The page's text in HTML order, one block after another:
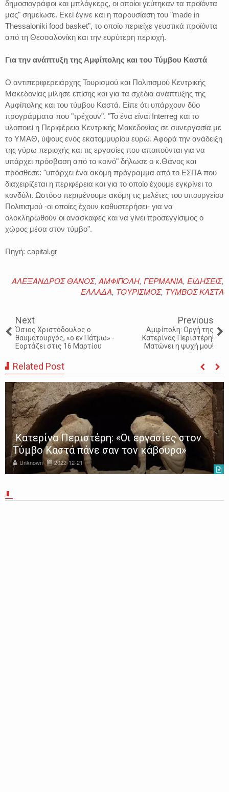
δημοσιογράφοι και μπλόγκερς, οι οποίοι γεύτηκαν τα προϊόντα
μας" σημείωσε. Εκεί έγινε και η παρουσίαση του "made in
Thessaloniki food basket", το οποίο περιείχε γευστικά προϊόντα
από τη Θεσσαλονίκη και την ευρύτερη περιοχή.
Για την ανάπτυξη της Αμφίπολης και του Τύμβου Καστά
Ο αντιπεριφερειάρχης Τουρισμού και Πολιτισμού Κεντρικής
Μακεδονίας μίλησε επίσης και για τα σχέδια ανάπτυξης της
Αμφίπολης και του τύμβου Καστά. Είπε ότι υπάρχουν δύο
προγράμματα που "τρέχουν". "Το ένα είναι Interreg και το
υλοποιεί η Περιφέρεια Κεντρικής Μακεδονίας σε συνεργασία με
το ΥΜΑΘ, ύψους ενός εκατομμυρίου ευρώ. Αφορά την ανάδειξη
της γύρω περιοχής και τις εργασίες που απαιτούνται για να
υπάρχει πρόσβαση από το κοινό" δήλωσε ο κ.Θάνος και
πρόσθεσε: "υπάρχει ένα ακόμη πρόγραμμα από το ΕΣΠΑ που
διαχειρίζεται η περιφέρεια και για το οποίο έχουμε εγκρίνει το
κονδύλι. Ωστόσο περιμένουμε ακόμη τις μελέτες του υπουργείου
Πολιτισμού -οι οποίες έχουν καθυστερήσει- για να
ολοκληρωθούν οι ανασκαφές και να γίνει προσεγγίσιμος ο
χώρος μέσα στον τύμβο".
Πηγή: capital.gr
ΑΛΕΞΑΝΔΡΟΣ ΘΑΝΟΣ, ΑΜΦΙΠΟΛΗ, ΓΕΡΜΑΝΙΑ, ΕΙΔΗΣΕΙΣ,
ΕΛΛΑΔΑ, ΤΟΥΡΙΣΜΟΣ, ΤΥΜΒΟΣ ΚΑΣΤΑ
Next
Όσιος Χριστόδουλος ο
θαυματουργός, «ο εν Πάτμω» -
Εορτάζει στις 16 Μαρτίου
Previous
Αμφίπολη: Οργή της
Κατερίνας Περιστέρη!
Ματώνει η ψυχή μου!
Related Post
Κατερίνα Περιστέρη: «Οι εργασίες στον
Τύμβο Καστά πάνε σαν τον κάβουρα»
Unknown 2022-12-21